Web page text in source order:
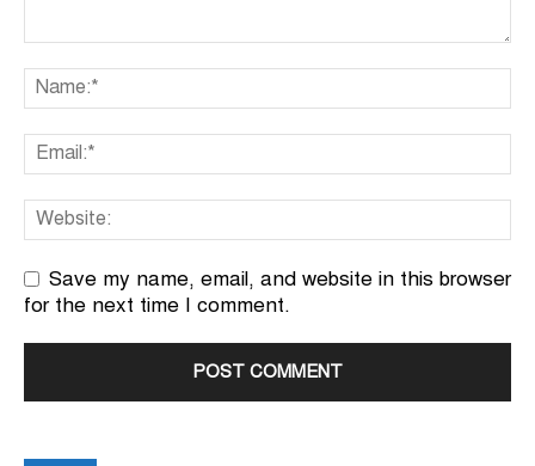
Save my name, email, and website in this browser
for the next time I comment.